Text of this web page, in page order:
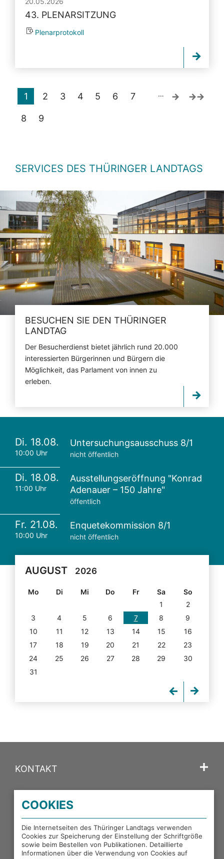
43. PLENARSITZUNG
Plenarprotokoll
1 2 3 4 5 6 7
8 9
…
SERVICES DES THÜRINGER LANDTAGS
BESUCHEN SIE DEN THÜRINGER
LANDTAG
Der Besucherdienst bietet jährlich rund 20.000
interessierten Bürgerinnen und Bürgern die
Möglichkeit, das Parlament von innen zu
erleben.
Di. 18.08.
10:00 Uhr
Untersuchungsausschuss 8/1
nicht öffentlich
Di. 18.08.
11:00 Uhr
Ausstellungseröffnung "Konrad
Adenauer – 150 Jahre"
öffentlich
Fr. 21.08.
10:00 Uhr
Enquetekommission 8/1
nicht öffentlich
AUGUST 2026
Mo Di Mi Do Fr Sa
So
1
2
3
4 5 6 7 8
9
10
11 12 13 14 15
16
17
18 19 20 21 22
23
24
25 26 27 28 29
30
31
KONTAKT
PORTALE DES THÜRINGER LANDTAGS
EXTERNE LINKS
COOKIES
Die Internetseiten des Thüringer Landtags verwenden
Cookies zur Speicherung der Einstellung der Schriftgröße
sowie beim Bestellen von Publikationen. Detaillierte
Informationen über die Verwendung von Cookies auf